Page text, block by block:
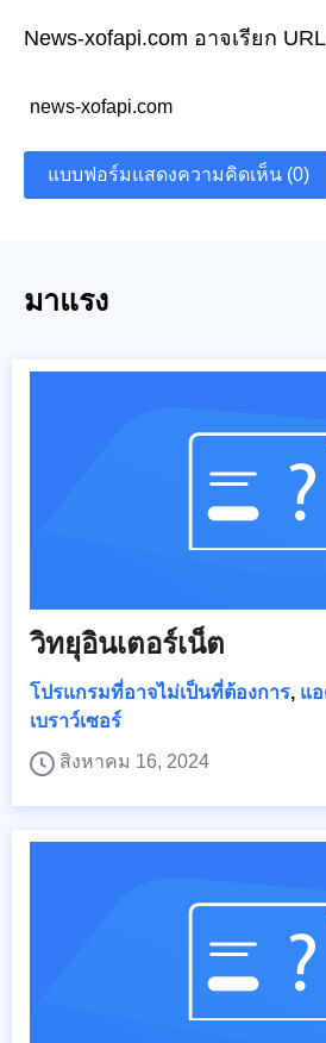
News-xofapi.com อาจเรียก
news-xofapi.com
แบบฟอร์มแสดงความคิดเห็น (0)
มาแรง
วิทยุอินเตอร์เน็ต
โปรแกรมที่อาจไม่เป็นที่ต้องการ, แ
เบราว์เซอร์
สิงหาคม 16, 2024